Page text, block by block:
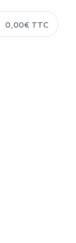
0,00€ TTC